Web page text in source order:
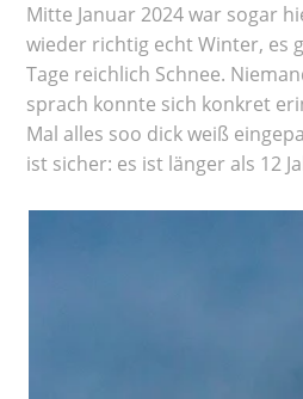
Mitte Januar 2024 war sogar
wieder richtig echt Winter, es
Tage reichlich Schnee.
sprach konnte sich konkret
Mal alles soo dick weiß
ist sicher: es ist länger als 12